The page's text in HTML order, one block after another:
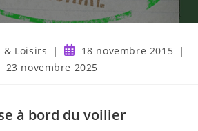
& Loisirs
18 novembre 2015
23 novembre 2025
à bord du voilier